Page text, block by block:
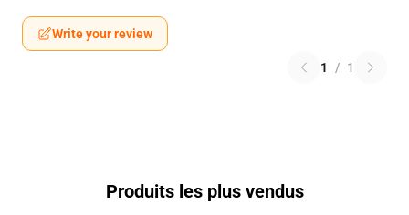
Write your review
1 / 1
Produits les plus vendus